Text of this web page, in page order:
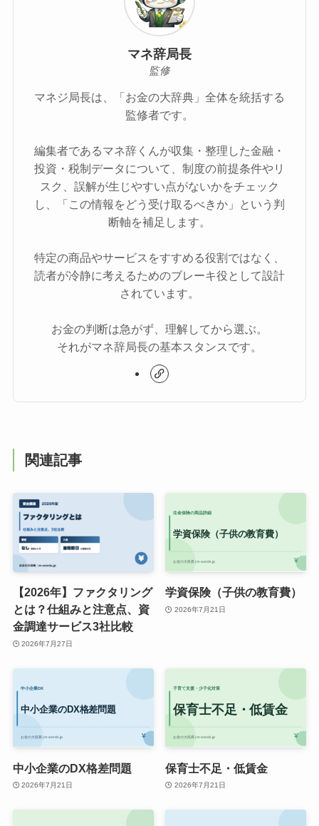
マネ辞局長
監修
マネジ局長は、「お金の大辞典」全体を統括する
監修者です。
編集者であるマネ辞くんが収集・整理した金融・
投資・税制データについて、制度の前提条件やリ
スク、誤解が生じやすい点がないかをチェック
し、「この情報をどう受け取るべきか」という判
断軸を補足します。
特定の商品やサービスをすすめる役割ではなく、
読者が冷静に考えるためのブレーキ役として設計
されています。
お金の判断は急がず、理解してから選ぶ。
それがマネ辞局長の基本スタンスです。
関連記事
【2026年】ファクタリング
とは？仕組みと注意点、資
金調達サービス3社比較
2026年7月27日
学資保険（子供の教育費）
2026年7月21日
中小企業のDX格差問題
2026年7月21日
保育士不足・低賃金
2026年7月21日